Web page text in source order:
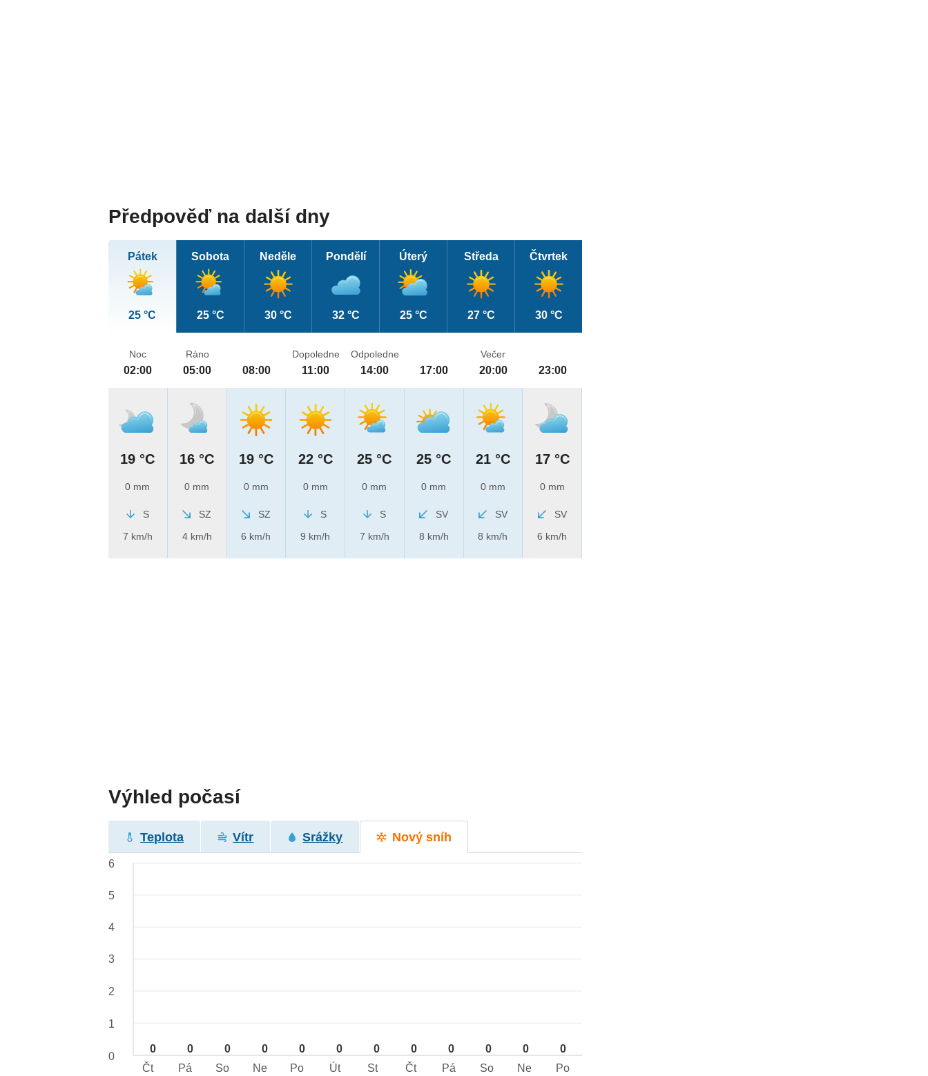
Předpověď na další dny
Pátek
25 °C
Sobota
25 °C
Neděle
30 °C
Pondělí
32 °C
Úterý
25 °C
Středa
27 °C
Čtvrtek
30 °C
Noc
02:00
19 °C
0 mm
S
7 km/h
Ráno
05:00
16 °C
0 mm
SZ
4 km/h
08:00
19 °C
0 mm
SZ
6 km/h
Dopoledne
11:00
22 °C
0 mm
S
9 km/h
Odpoledne
14:00
25 °C
0 mm
S
7 km/h
17:00
25 °C
0 mm
SV
8 km/h
Večer
20:00
21 °C
0 mm
SV
8 km/h
23:00
17 °C
0 mm
SV
6 km/h
Výhled počasí
Teplota Vítr Srážky Nový sníh
0 0 0 0 0 0 0 0 0 0 0 0
6
5
4
3
2
1
0
Čt
Pá So Ne Po Út St Čt Pá So Ne Po